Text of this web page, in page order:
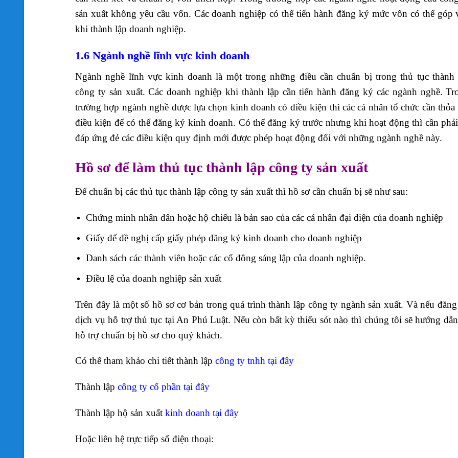
sản xuất không yêu cầu vốn. Các doanh nghiệp có thể tiến hành đăng ký mức vốn có thể góp
khi thành lập doanh nghiệp.
1.6 Ngành nghề lĩnh vực kinh doanh
Ngành nghề lĩnh vực kinh doanh là một trong những điều cần chuẩn bị trong thủ tục thành
công ty sản xuất. Các doanh nghiệp khi thành lập cần tiến hành đăng ký các ngành nghề.
trường hợp ngành nghề được lựa chọn kinh doanh có điều kiện thì các cá nhân tổ chức cần thỏa
điều kiện để có thể đăng ký kinh doanh. Có thể đăng ký trước nhưng khi hoạt động thì cần
đáp ứng đẻ các điều kiện quy định mới được phép hoạt động đối với những ngành nghề này.
Hồ sơ để làm thủ tục thành lập công ty sản xuất
Để chuẩn bị các thủ tục thành lập công ty sản xuất thì hồ sơ cần chuẩn bị sẽ như sau:
Chứng minh nhân dân hoặc hộ chiếu là bản sao của các cá nhân đại diện của doanh nghiệp
Giấy để đề nghị cấp giấy phép đăng ký kinh doanh cho doanh nghiệp
Danh sách các thành viên hoặc các cổ đông sáng lập của doanh nghiệp.
Điều lệ của doanh nghiệp sản xuất
Trên đây là một số hồ sơ cơ bản trong quá trình thành lập công ty ngành sản xuất. Và nếu
dịch vụ hỗ trợ thủ tục tại An Phú Luật. Nếu còn bất kỳ thiếu sót nào thì chúng tôi sẽ hướng
hỗ trợ chuẩn bị hồ sơ cho quý khách.
Có thể tham khảo chi tiết thành lập công ty tnhh tại đây
Thành lập công ty cổ phần tại đây
Thành lập hộ sản xuất kinh doanh tại đây
Hoặc liên hệ trực tiếp số điện thoại: